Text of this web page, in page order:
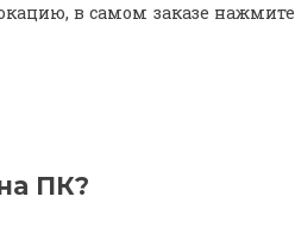
в самом заказе нажмите
ПК?